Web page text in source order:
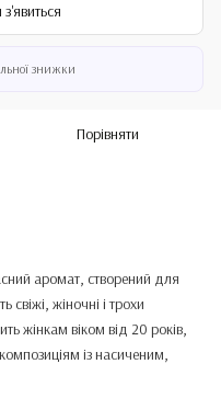
знижки
Порівняти
аромат, створений для
свіжі, жіночні і трохи
жінкам віком від 20 років,
із насиченим,